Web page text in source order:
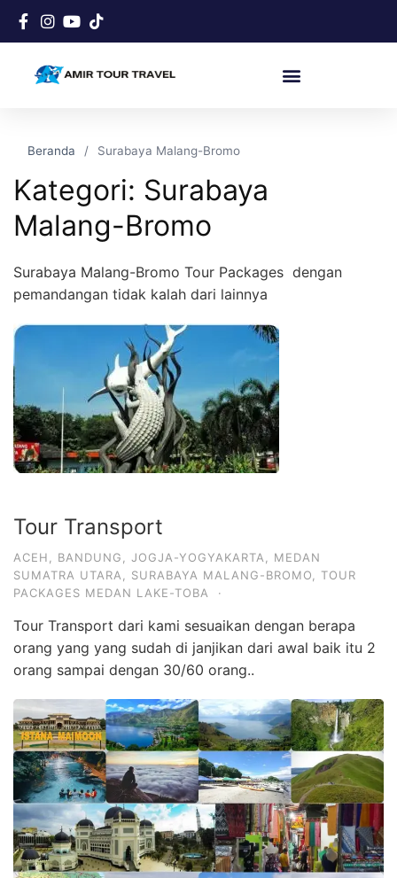
Beranda Surabaya Malang-Bromo
Kategori: Surabaya
Malang-Bromo
Surabaya Malang-Bromo Tour Packages dengan
pemandangan tidak kalah dari lainnya
Tour Transport
ACEH BANDUNG JOGJA-YOGYAKARTA
MEDAN
SUMATRA UTARA
SURABAYA MALANG-BROMO
TOUR
PACKAGES MEDAN LAKE-TOBA
·
Tour Transport dari kami sesuaikan dengan berapa
orang yang yang sudah di janjikan dari awal baik itu 2
orang sampai dengan 30/60 orang..